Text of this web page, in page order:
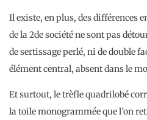
Il existe, en plus, des différences
de la 2de société ne sont pas
de sertissage perlé, ni de double
élément central, absent dans le
Et surtout, le trèfle quadrilobé
la toile monogrammée que l’on